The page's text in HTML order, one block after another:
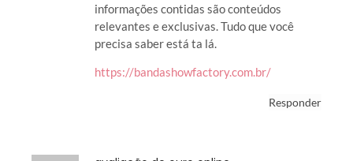
informações contidas são conteúdos
relevantes e exclusivas. Tudo que você
precisa saber está ta lá.
https://bandashowfactory.com.br/
Responder